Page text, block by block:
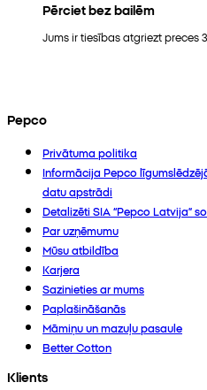
Pērciet bez bailēm
Jums ir tiesības atgriezt preces
Pepco
Privātuma politika
Informācija Pepco
datu apstrādi
Detalizēti SIA “Pepco Latvija”
Par uzņēmumu
Mūsu atbildība
Karjera
Sazinieties ar mums
Paplašināšanās
Māmiņu un mazuļu pasaule
Better Cotton
Klients